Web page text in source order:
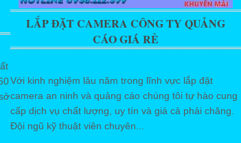
LẮP ĐẶT CAMERA CÔNG TY QUẢNG
CÁO GIÁ RẺ
Với kinh nghiệm lâu năm trong lĩnh vực lắp đặt
camera an ninh và quảng cáo chúng tôi tự hào cung
cấp dịch vụ chất lượng, uy tín và giá cả phải chăng.
Đội ngũ kỹ thuật viên chuyên...